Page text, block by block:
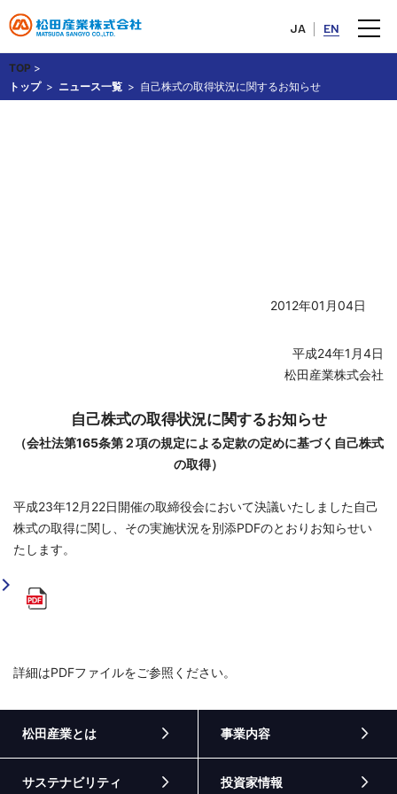
TOP >
トップ
ニュース一覧 自己株式の取得状況に関するお知らせ
2012年01月04日
平成24年1月4日
松田産業株式会社
自己株式の取得状況に関するお知らせ
（会社法第165条第２項の規定による定款の定めに基づく自己株式
の取得）
平成23年12月22日開催の取締役会において決議いたしました自己
株式の取得に関し、その実施状況を別添PDFのとおりお知らせい
たします。
詳細はPDFファイルをご参照ください。
松田産業とは 事業内容
サステナビリティ 投資家情報
JA EN